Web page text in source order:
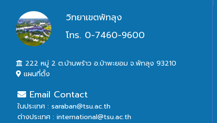
วิทยาเขตพัทลุง
โทร. 0-7460-9600
222 หมู่ 2 ต.บ้านพร้าว อ.ป่าพะยอม จ.พัทลุง 93210
แผนที่ตั้ง
Email Contact
ในประเทศ : saraban@tsu.ac.th
ต่างประเทศ : international@tsu.ac.th